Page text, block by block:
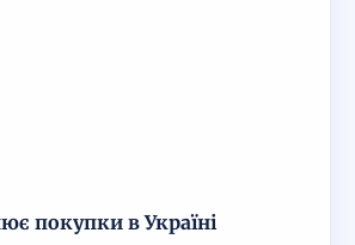
покупки в Україні